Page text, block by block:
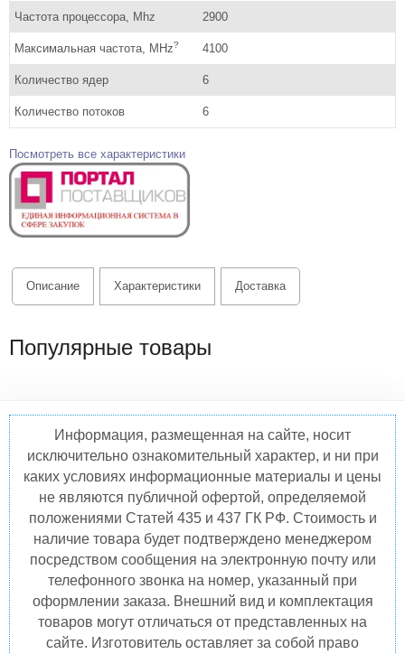
Частота процессора, Mhz 2900
Максимальная частота, MHz? 4100
Количество ядер 6
Количество потоков 6
Посмотреть все характеристики
Описание Характеристики Доставка
Популярные товары
Информация, размещенная на сайте, носит
исключительно ознакомительный характер, и ни при
каких условиях информационные материалы и цены
не являются публичной офертой, определяемой
положениями Статей 435 и 437 ГК РФ. Стоимость и
наличие товара будет подтверждено менеджером
посредством сообщения на электронную почту или
телефонного звонка на номер, указанный при
оформлении заказа. Внешний вид и комплектация
товаров могут отличаться от представленных на
сайте. Изготовитель оставляет за собой право